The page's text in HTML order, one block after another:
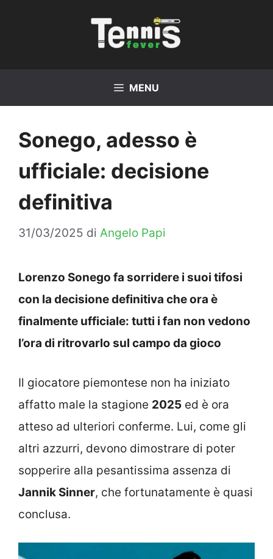
MENU
Sonego, adesso è
ufficiale: decisione
definitiva
31/03/2025 di Angelo Papi
Lorenzo Sonego fa sorridere i suoi tifosi
con la decisione definitiva che ora è
finalmente ufficiale: tutti i fan non vedono
l’ora di ritrovarlo sul campo da gioco
Il giocatore piemontese non ha iniziato
affatto male la stagione 2025 ed è ora
atteso ad ulteriori conferme. Lui, come gli
altri azzurri, devono dimostrare di poter
sopperire alla pesantissima assenza di
Jannik Sinner, che fortunatamente è quasi
conclusa.